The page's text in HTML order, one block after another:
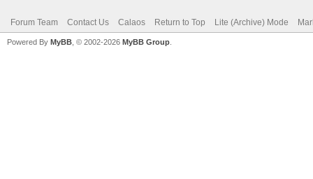
Forum Team Contact Us Calaos Return to Top Lite (Archive) Mode
Powered By MyBB , © 2002-2026 MyBB Group